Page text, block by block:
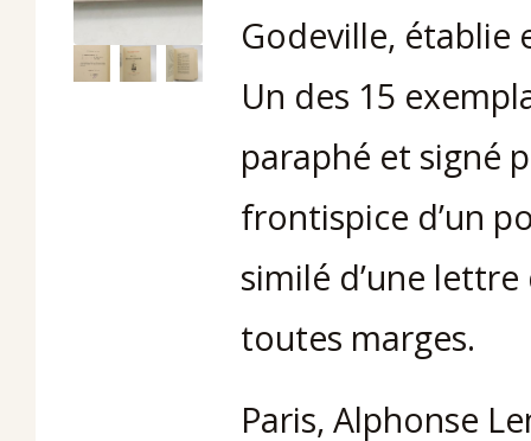
Godeville, établie
Un des 15
paraphé et signé
frontispice d’un
similé d’une
toutes marges.
Paris, Alphonse